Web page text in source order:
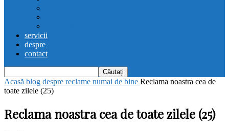
servicii
despre
contact
Acasă blog despre reclame numai de bine Reclama noastra cea de
toate zilele (25)
Reclama noastra cea de toate zilele (25)